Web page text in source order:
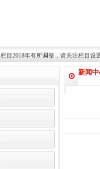
栏目2018年有所调整，请关注栏目设置
新闻